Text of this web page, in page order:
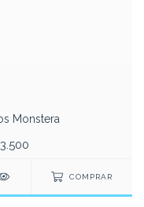
Monstera
COMPRAR